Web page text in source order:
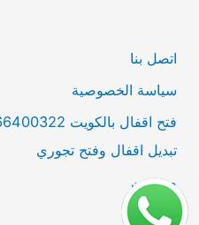
:اتصل بنا
سياسة الخصوصية
تبديل اقفال وفتح تجوري
من نحن